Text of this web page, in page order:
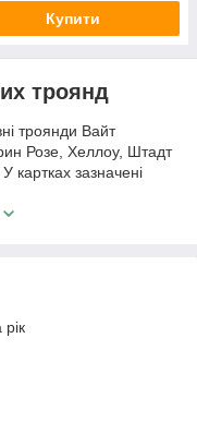
Купити
троянд
троянди Вайт
Розе, Хеллоу, Штадт
картках зазначені
або дугоподібні
уздовж
Фактична висота,
від сорту.
та порівняйте